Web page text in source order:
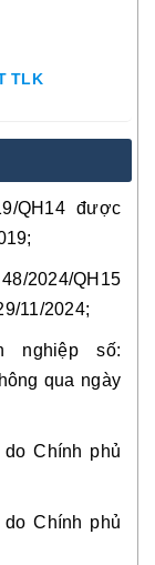
TLK
QH14 được
2024/QH15
11/2024;
nghiệp số:
qua ngày
Chính phủ
Chính phủ